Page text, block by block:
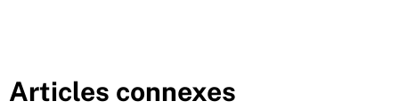
Articles connexes